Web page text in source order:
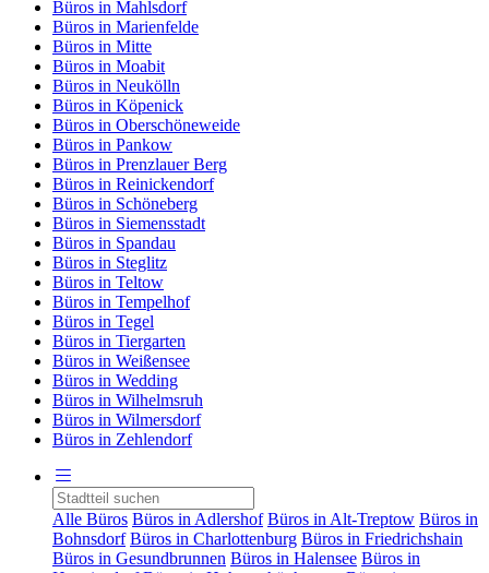
Büros in Mahlsdorf
Büros in Marienfelde
Büros in Mitte
Büros in Moabit
Büros in Neukölln
Büros in Köpenick
Büros in Oberschöneweide
Büros in Pankow
Büros in Prenzlauer Berg
Büros in Reinickendorf
Büros in Schöneberg
Büros in Siemensstadt
Büros in Spandau
Büros in Steglitz
Büros in Teltow
Büros in Tempelhof
Büros in Tegel
Büros in Tiergarten
Büros in Weißensee
Büros in Wedding
Büros in Wilhelmsruh
Büros in Wilmersdorf
Büros in Zehlendorf
Alle Büros Büros in Adlershof Büros in Alt-Treptow Büros in
Bohnsdorf Büros in Charlottenburg Büros in Friedrichshain
Büros in Gesundbrunnen Büros in Halensee Büros in